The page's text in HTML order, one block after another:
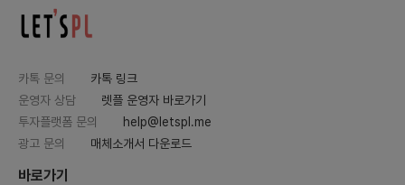
카톡 문의
카톡 링크
운영자 상담
렛플 운영자 바로가기
투자플랫폼 문의
help@letspl.me
광고 문의
매체소개서 다운로드
바로가기